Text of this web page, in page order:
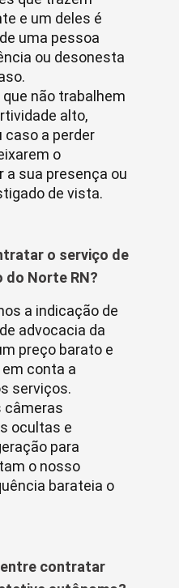
e um deles é
uma pessoa
ou desonesta
não trabalhem
alto,
caso a perder
o
a sua presença ou
de vista.
o serviço de
do Norte RN?
a indicação de
advocacia da
preço barato e
conta a
serviços.
câmeras
ocultas e
para
o nosso
barateia o
entre contratar